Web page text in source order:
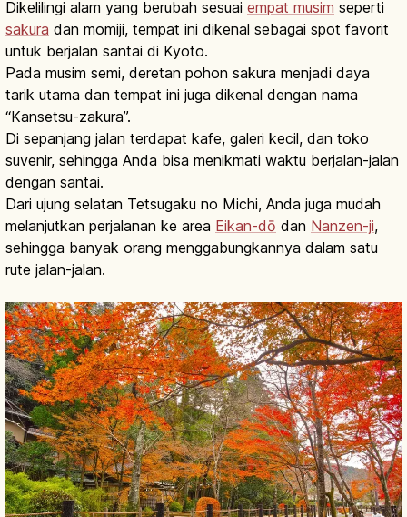
Dikelilingi alam yang berubah sesuai empat musim seperti
sakura dan momiji, tempat ini dikenal sebagai spot favorit
untuk berjalan santai di Kyoto.
Pada musim semi, deretan pohon sakura menjadi daya
tarik utama dan tempat ini juga dikenal dengan nama
“Kansetsu-zakura”.
Di sepanjang jalan terdapat kafe, galeri kecil, dan toko
suvenir, sehingga Anda bisa menikmati waktu berjalan-jalan
dengan santai.
Dari ujung selatan Tetsugaku no Michi, Anda juga mudah
melanjutkan perjalanan ke area Eikan-dō dan Nanzen-ji,
sehingga banyak orang menggabungkannya dalam satu
rute jalan-jalan.